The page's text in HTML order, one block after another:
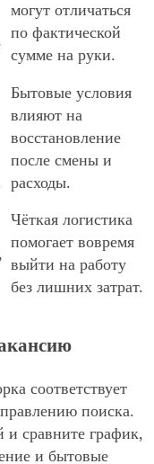
могут отличаться
по фактической
сумме на руки.
Бытовые условия
влияют на
восстановление
после смены и
расходы.
Чёткая логистика
помогает вовремя
выйти на работу
без лишних затрат.
соответствует
поиска.
и сравните график,
и бытовые